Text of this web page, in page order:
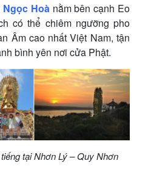
Hoànằm bên cạnh Eo
có thể chiêm ngưỡng pho
Âm cao nhất Việt Nam, tận
bình yên nơi cửa Phật.
tại Nhơn Lý – Quy Nhơn